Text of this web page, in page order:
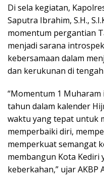
Di sela kegiatan,
Saputra Ibrahim, S.H.,
momentum pergantian
menjadi sarana
kebersamaan dalam
dan kerukunan di
“Momentum 1
tahun dalam kalender
waktu yang tepat untuk
memperbaiki diri,
memperkuat semangat
membangun Kota Kediri
keberkahan,” ujar AKBP